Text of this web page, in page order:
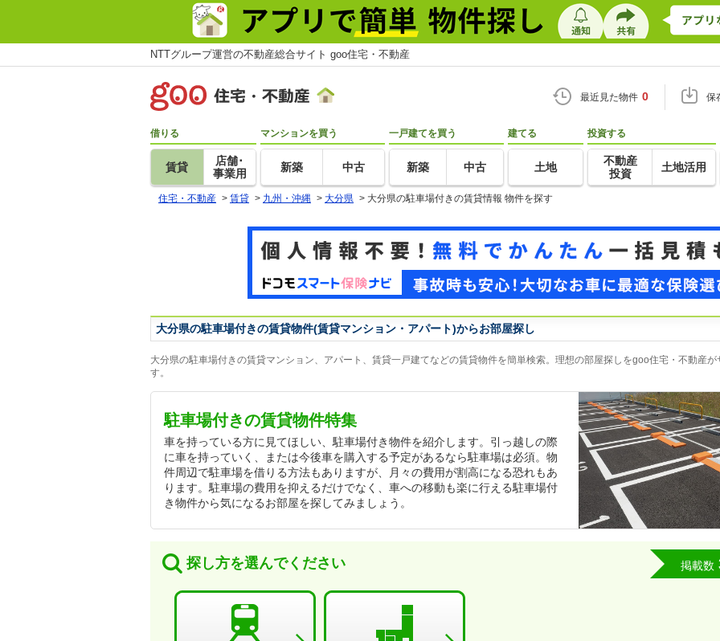
NTTグループ運営の不動産総合サイト goo住宅・不動産
最近見た物件 0 保
借りる
賃貸
店舗･
事業用
マンションを買う
新築 中古
一戸建てを買う
新築 中古
建てる
土地
投資する
不動産
投資
土地活用
住宅・不動産 > 賃貸 > 九州・沖縄 > 大分県 > 大分県の駐車場付きの賃貸情報 物件を探す
大分県の駐車場付きの賃貸物件(賃貸マンション・アパート)からお部屋探し
大分県の駐車場付きの賃貸マンション、アパート、賃貸一戸建てなどの賃貸物件を簡単検索。理想の部屋探しをgoo住宅・不動産が
す。
駐車場付きの賃貸物件特集
車を持っている方に見てほしい、駐車場付き物件を紹介します。引っ越しの際
に車を持っていく、または今後車を購入する予定があるなら駐車場は必須。物
件周辺で駐車場を借りる方法もありますが、月々の費用が割高になる恐れもあ
ります。駐車場の費用を抑えるだけでなく、車への移動も楽に行える駐車場付
き物件から気になるお部屋を探してみましょう。
探し方を選んでください 掲載数